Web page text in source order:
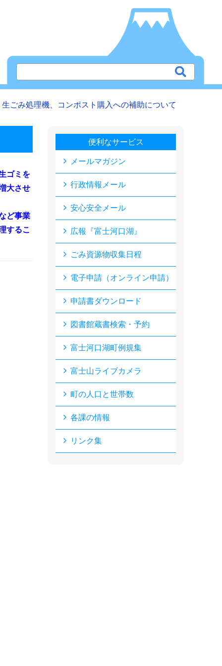
生ごみ処理機、コンポスト購入への補助について
ゴミを
大させ
ど事業
するこ
便利なサービス
メールマガジン
行政情報メール
安心安全メール
広報『富士河口湖』
ごみ資源物収集日程
電子申請（オンライン申請）
申請書ダウンロード
図書館蔵書検索・予約
富士河口湖町例規集
富士山ライブカメラ
町の人口と世帯数
各課の情報
リンク集